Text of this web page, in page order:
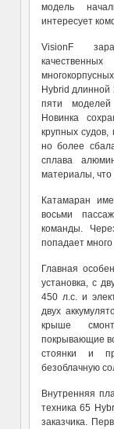
модель
интересует
VisionF
Hybrid длинной
пяти
Новинка
крупных
но более
сплава
материалы,
Катамаран
восьми
команды.
попадает много
Главная
установка, с
450 л.с. и
двух
крыше
покрывающие
стоянки и
безоблачную
Внутренняя
техника 65
заказчика.